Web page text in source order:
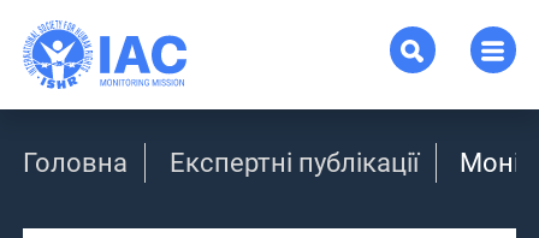
Головна Експертні публікації